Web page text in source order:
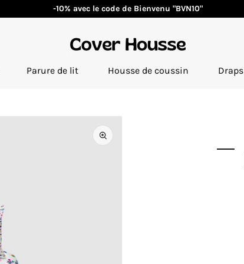
-10% avec le code de Bienvenu "BVN10"
Parure de lit Housse de coussin Draps